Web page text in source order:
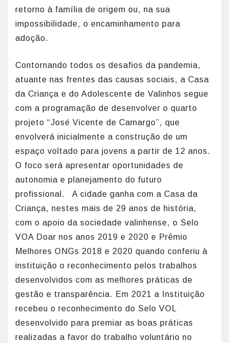
retorno à família de origem ou, na sua
impossibilidade, o encaminhamento para
adoção.
Contornando todos os desafios da pandemia,
atuante nas frentes das causas sociais, a Casa
da Criança e do Adolescente de Valinhos segue
com a programação de desenvolver o quarto
projeto “José Vicente de Camargo”, que
envolverá inicialmente a construção de um
espaço voltado para jovens a partir de 12 anos.
O foco será apresentar oportunidades de
autonomia e planejamento do futuro
profissional. A cidade ganha com a Casa da
Criança, nestes mais de 29 anos de história,
com o apoio da sociedade valinhense, o Selo
VOA Doar nos anos 2019 e 2020 e Prêmio
Melhores ONGs 2018 e 2020 quando conferiu à
instituição o reconhecimento pelos trabalhos
desenvolvidos com as melhores práticas de
gestão e transparência. Em 2021 a Instituição
recebeu o reconhecimento do Selo VOL
desenvolvido para premiar as boas práticas
realizadas a favor do trabalho voluntário no